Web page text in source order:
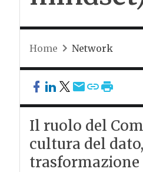
Home Network
Il ruolo del
cultura del